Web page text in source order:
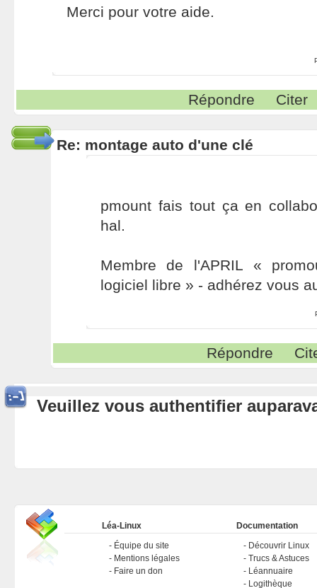
Merci pour votre aide.
Répondre Citer
Re: montage auto d'une clé
pmount fais tout ça en
hal.
Membre de l'APRIL «
logiciel libre » - adhérez vous
Répondre
Veuillez vous authentifier
Léa-Linux
Équipe du site
Mentions légales
Faire un don
Documentation
Découvrir Linux
Trucs & Astuces
Léannuaire
Logithèque